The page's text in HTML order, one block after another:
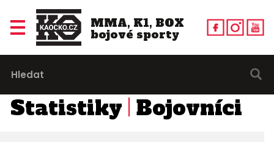
MMA, K1, BOX
bojové sporty
Statistiky Bojovníci